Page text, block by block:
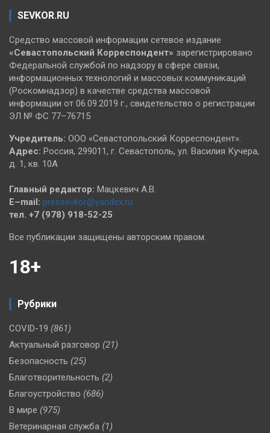
SEVKOR.RU
Средство массовой информации сетевое издание
«Севастопольский Корреспондент» зарегистрировано
Федеральной службой по надзору в сфере связи,
информационных технологий и массовых коммуникаций
(Роскомнадзор) в качестве средства массовой
информации от 06.09.2019 г., свидетельство о регистрации
ЭЛ № ФС 77–76715
Учредитель: ООО «Севастопольский Корреспондент».
Адрес: Россия, 299011, г. Севастополь, ул. Василия Кучера,
д. 1, кв. 10А
Главный редактор: Мацкевич А.В.
E–mail: pressevkor@yandex.ru
тел. +7 (978) 918-52-25
Все публикации защищены авторским правом.
18+
Рубрики
COVID-19 (861)
Актуальный разговор (21)
Безопасность (25)
Благотворительность (2)
Благоустройство (686)
В мире (975)
Ветеринарная служба (1)